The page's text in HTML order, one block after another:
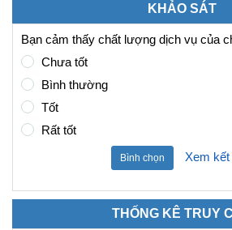
KHẢO SÁT
Bạn cảm thấy chất lượng dịch vụ của
Chưa tốt
Bình thường
Tốt
Rất tốt
Bình chọn Xem kết
THỐNG KÊ TRUY